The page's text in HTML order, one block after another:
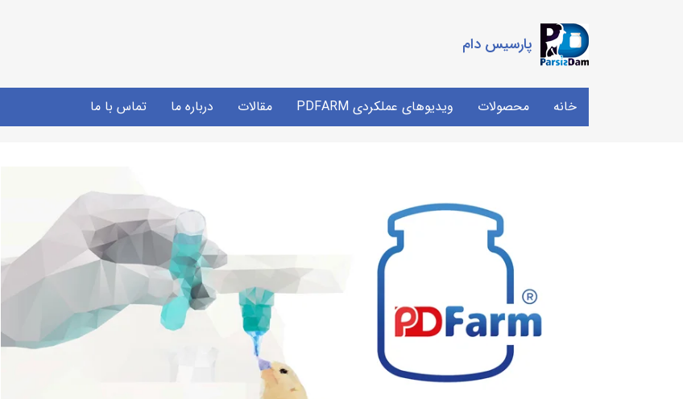
پارسیس دام
خانه محصولات ویدیوهای عملکردی PDFARM مقالات درباره ما تماس با ما